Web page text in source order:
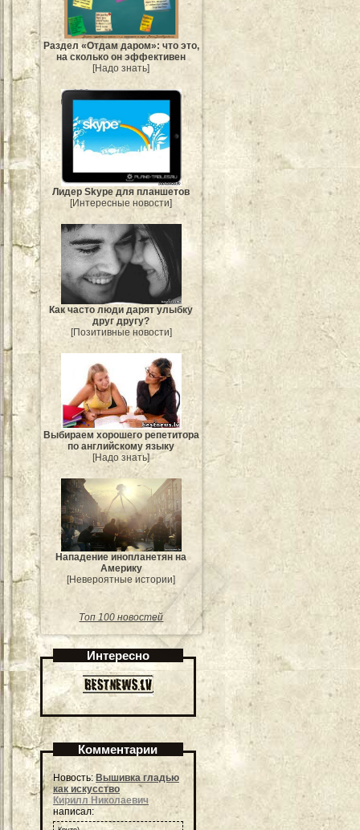
Раздел «Отдам даром»: что это,
на сколько он эффективен
[Надо знать]
Лидер Skype для планшетов
[Интересные новости]
Как часто люди дарят улыбку
друг другу?
[Позитивные новости]
Выбираем хорошего репетитора
по английскому языку
[Надо знать]
Нападение инопланетян на
Америку
[Невероятные истории]
Топ 100 новостей
Интересно
Комментарии
Новость:Вышивка гладью
как искусство
Кирилл Николаевич
написал: